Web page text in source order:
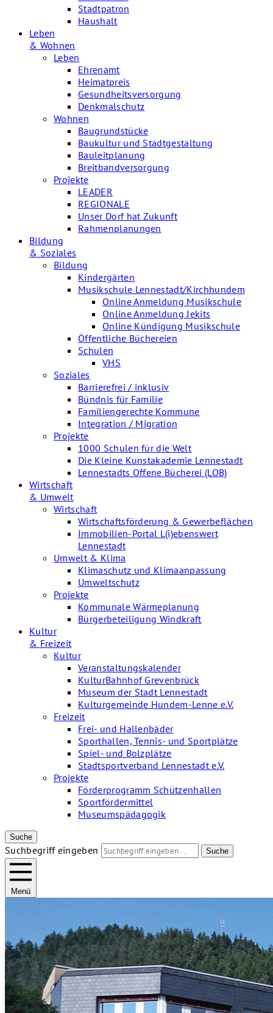
Stadtpatron
Haushalt
Leben
& Wohnen
Leben
Ehrenamt
Heimatpreis
Gesundheitsversorgung
Denkmalschutz
Wohnen
Baugrundstücke
Baukultur und Stadtgestaltung
Bauleitplanung
Breitbandversorgung
Projekte
LEADER
REGIONALE
Unser Dorf hat Zukunft
Rahmenplanungen
Bildung
& Soziales
Bildung
Kindergärten
Musikschule Lennestadt/Kirchhundem
Online Anmeldung Musikschule
Online Anmeldung Jekits
Online Kündigung Musikschule
Öffentliche Büchereien
Schulen
VHS
Soziales
Barrierefrei / inklusiv
Bündnis für Familie
Familiengerechte Kommune
Integration / Migration
Projekte
1000 Schulen für die Welt
Die Kleine Kunstakademie Lennestadt
Lennestadts Offene Bücherei (LOB)
Wirtschaft
& Umwelt
Wirtschaft
Wirtschaftsförderung & Gewerbeflächen
Immobilien-Portal L(i)ebenswert
Lennestadt
Umwelt & Klima
Klimaschutz und Klimaanpassung
Umweltschutz
Projekte
Kommunale Wärmeplanung
Bürgerbeteiligung Windkraft
Kultur
& Freizeit
Kultur
Veranstaltungskalender
KulturBahnhof Grevenbrück
Museum der Stadt Lennestadt
Kulturgemeinde Hundem-Lenne e.V.
Freizeit
Frei- und Hallenbäder
Sporthallen, Tennis- und Sportplätze
Spiel- und Bolzplätze
Stadtsportverband Lennestadt e.V.
Projekte
Förderprogramm Schützenhallen
Sportfördermittel
Museumspädagogik
Suche
Suchbegriff eingeben Suche
Menü